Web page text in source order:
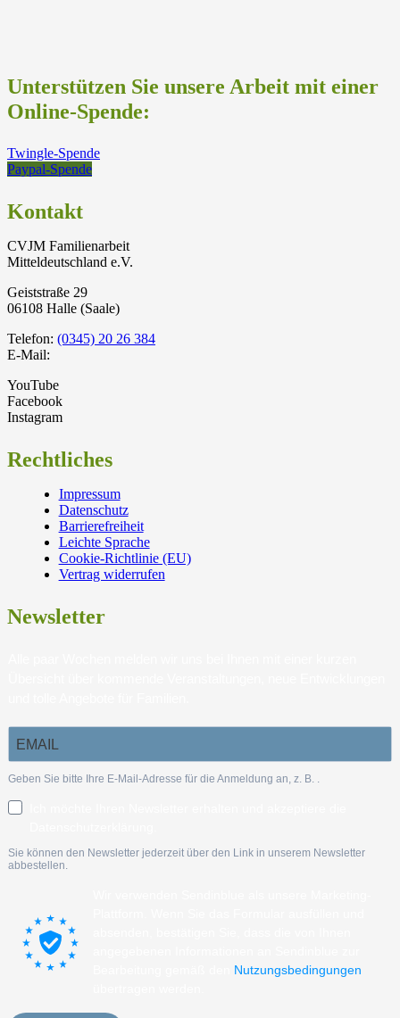
Unterstützen Sie unsere Arbeit mit einer
Online-Spende:
Twingle-Spende
Paypal-Spende
Kontakt
CVJM Familienarbeit
Mitteldeutschland e.V.
Geiststraße 29
06108 Halle (Saale)
Telefon: (0345) 20 26 384
E-Mail:
YouTube
Facebook
Instagram
Rechtliches
Impressum
Datenschutz
Barrierefreiheit
Leichte Sprache
Cookie-Richtlinie (EU)
Vertrag widerrufen
Newsletter
Geben Sie bitte Ihre E-Mail-Adresse für die Anmeldung an, z. B. .
Sie können den Newsletter jederzeit über den Link in unserem Newsletter
abbestellen.
Nutzungsbedingungen